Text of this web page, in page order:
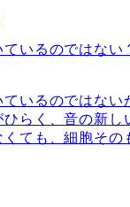
ているのではな
ているのではな
らく、音の新し
ても、細胞その